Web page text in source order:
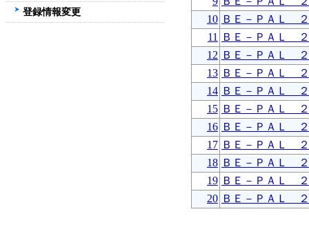
10 ＢＥ－ＰＡＬ
11
ＢＥ－ＰＡＬ
12 ＢＥ－ＰＡＬ
13 ＢＥ－ＰＡＬ
14 ＢＥ－ＰＡＬ
15 ＢＥ－ＰＡＬ
16 ＢＥ－ＰＡＬ
17 ＢＥ－ＰＡＬ
18 ＢＥ－ＰＡＬ
19 ＢＥ－ＰＡＬ
20 ＢＥ－ＰＡＬ
登録情報変更